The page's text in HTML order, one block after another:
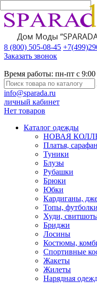
8 (800) 505-08-45
Заказать звонок
Время работы: пн-пт с
info@sparada.ru
личный кабинет
Нет товаров
Каталог одежды
НОВАЯ
Платья,
Туники
Блузы
Рубашки
Брюки
Юбки
Кардиганы,
Топы, футболки
Худи,
Бриджи
Лосины
Костюмы,
Спортивные
Жакеты
Жилеты
Нарядная